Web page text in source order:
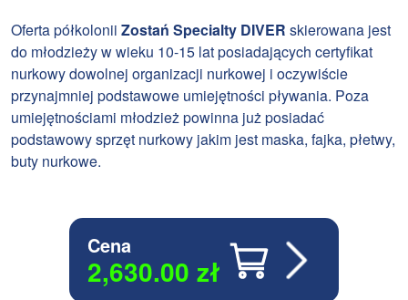
Oferta półkolonii Zostań Specialty DIVER skierowana jest
do młodzieży w wieku 10-15 lat posiadających certyfikat
nurkowy dowolnej organizacji nurkowej i oczywiście
przynajmniej podstawowe umiejętności pływania. Poza
umiejętnościami młodzież powinna już posiadać
podstawowy sprzęt nurkowy jakim jest maska, fajka, płetwy,
buty nurkowe.
Cena
2,630.00 zł